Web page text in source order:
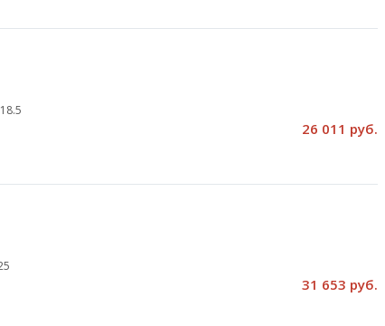
18.5
26 011 руб.
31 653 руб.